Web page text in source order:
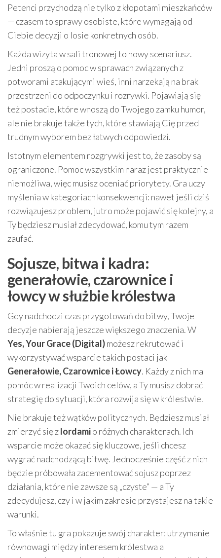
Petenci przychodzą nie tylko z kłopotami mieszkańców
— czasem to sprawy osobiste, które wymagają od
Ciebie decyzji o losie konkretnych osób.
Każda wizyta w sali tronowej to nowy scenariusz.
Jedni proszą o pomoc w sprawach związanych z
potworami atakującymi wieś, inni narzekają na brak
przestrzeni do odpoczynku i rozrywki. Pojawiają się
też postacie, które wnoszą do Twojego zamku humor,
ale nie brakuje także tych, które stawiają Cię przed
trudnym wyborem bez łatwych odpowiedzi.
Istotnym elementem rozgrywki jest to, że zasoby są
ograniczone. Pomoc wszystkim naraz jest praktycznie
niemożliwa, więc musisz oceniać priorytety. Gra uczy
myślenia w kategoriach konsekwencji: nawet jeśli dziś
rozwiązujesz problem, jutro może pojawić się kolejny, a
Ty będziesz musiał zdecydować, komu tym razem
zaufać.
Sojusze, bitwa i kadra:
generałowie, czarownice i
łowcy w służbie królestwa
Gdy nadchodzi czas przygotowań do bitwy, Twoje
decyzje nabierają jeszcze większego znaczenia. W
Yes, Your Grace (Digital)możesz rekrutować i
wykorzystywać wsparcie takich postaci jak
Generałowie, Czarownice i Łowcy. Każdy z nich ma
pomóc w realizacji Twoich celów, a Ty musisz dobrać
strategię do sytuacji, która rozwija się w królestwie.
Nie brakuje też wątków politycznych. Będziesz musiał
zmierzyć się zlordamio różnych charakterach. Ich
wsparcie może okazać się kluczowe, jeśli chcesz
wygrać nadchodzącą bitwę. Jednocześnie część z nich
będzie próbowała zacementować sojusz poprzez
działania, które nie zawsze są „czyste” — a Ty
zdecydujesz, czy i w jakim zakresie przystajesz na takie
warunki.
To właśnie tu gra pokazuje swój charakter: utrzymanie
równowagi między interesem królestwa a